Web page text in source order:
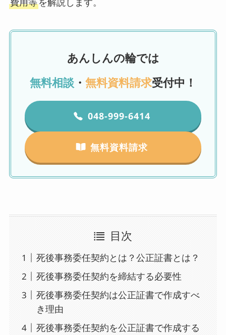
あんしんの輪では
無料相談 ・ 無料資料請求受付中！
048-999-6414
無料資料請求
目次
死後事務委任契約とは？公正証書とは？
死後事務委任契約を締結する必要性
死後事務委任契約は公正証書で作成すべ
き理由
死後事務委任契約を公正証書で作成する